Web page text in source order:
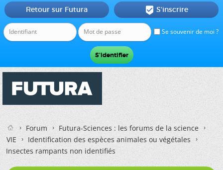
Se souvenir de moi ?
Retour sur Futura  S'inscrire
Forum
Futura-Sciences : les forums de la science
VIE
Identification des espèces animales ou végétales
Insectes rampants non identifiés